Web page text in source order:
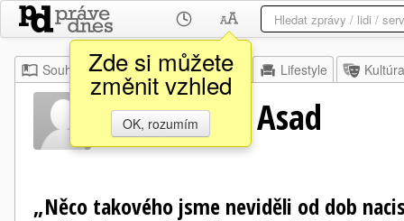
Zde si můžete
změnit vzhled
OK, rozumím
Souhrn Moje Z domova Lifestyle Kultúra
Asad Bašár Asad
„Něco takového jsme neviděli od dob